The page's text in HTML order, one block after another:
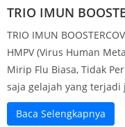
TRIO IMUN
TRIO IMUN
HMPV (Virus Human
Mirip Flu Biasa, Tidak
saja gelajah yang terjadi
Baca Selengkapnya